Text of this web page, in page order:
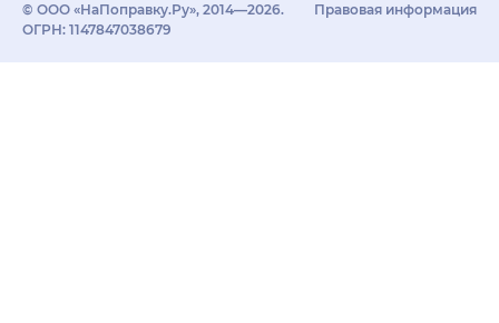
© ООО «НаПоправку.Ру», 2014—2026.
ОГРН: 1147847038679
Правовая информация